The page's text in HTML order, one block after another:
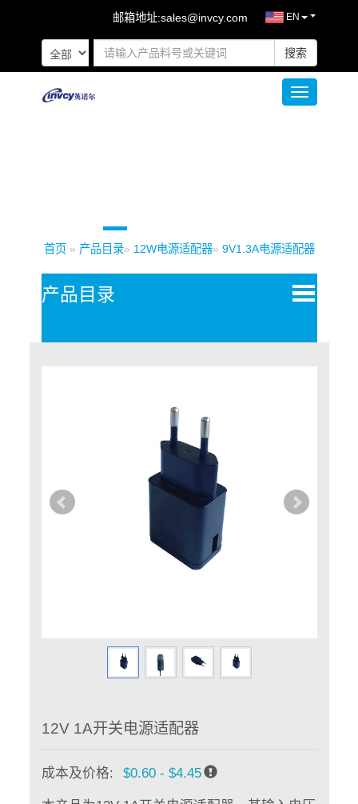
EN
邮箱地址:sales@invcy.com
搜索
Toggle
首页 » 产品目录» 12W电源适配器» 9V1.3A电源适配器
产品目录
Open
12V 1A开关电源适配器
成本及价格: $0.60 - $4.45